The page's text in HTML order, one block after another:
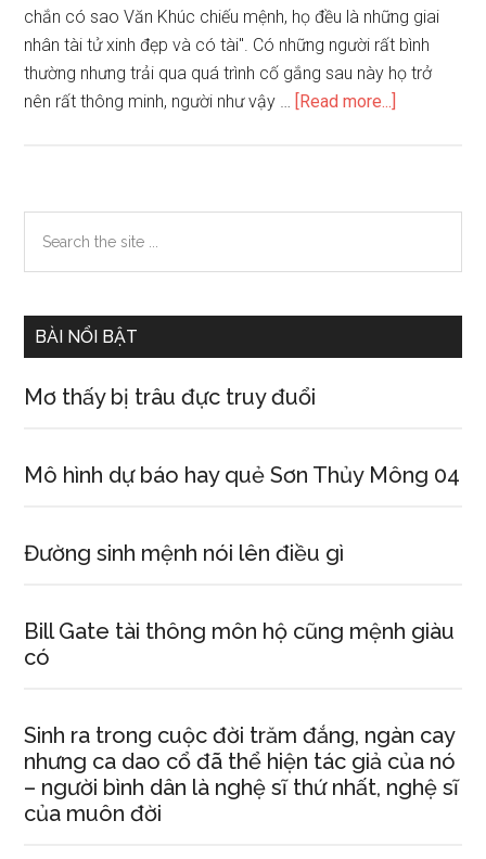
chắn có sao Văn Khúc chiếu mệnh, họ đều là những giai
nhân tài tử xinh đẹp và có tài". Có những người rất bình
thường nhưng trải qua quá trình cố gắng sau này họ trở
nên rất thông minh, người như vậy … [Read more...]
Mắt
Tử
điều
Primary
Sidebar
the
BÀI NỔI BẬT
Mơ thấy bị trâu đực truy đuổi
Mô hình dự báo hay quẻ Sơn Thủy Mông 04
Đường sinh mệnh nói lên điều gì
Bill Gate tài thông môn hộ cũng mệnh giàu
có
Sinh ra trong cuộc đời trăm đắng, ngàn cay
nhưng ca dao cổ đã thể hiện tác giả của nó
– người bình dân là nghệ sĩ thứ nhất, nghệ sĩ
của muôn đời